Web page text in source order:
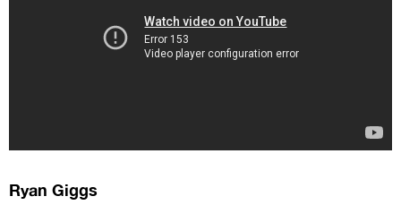
Ryan Giggs